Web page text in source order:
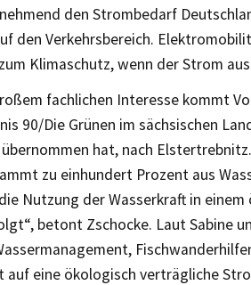
den Strombedarf
den Verkehrsbereich.
Klimaschutz, wenn der Strom
fachlichen Interesse kommt
90/Die Grünen im sächsischen
hat, nach
zu einhundert Prozent aus
Nutzung der Wasserkraft in
betont Zschocke. Laut Sabine
auf eine ökologisch verträgliche